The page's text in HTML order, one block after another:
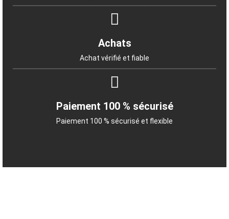
Achats
Achat vérifié et fiable
Paiement 100 % sécurisé
Paiement 100 % sécurisé et flexible